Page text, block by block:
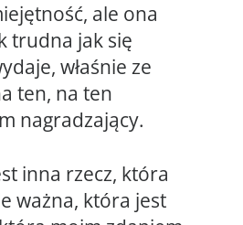
ale ona
trudna jak się
właśnie ze
ten, na ten
nagradzający.
inna rzecz, która
ważna, która jest